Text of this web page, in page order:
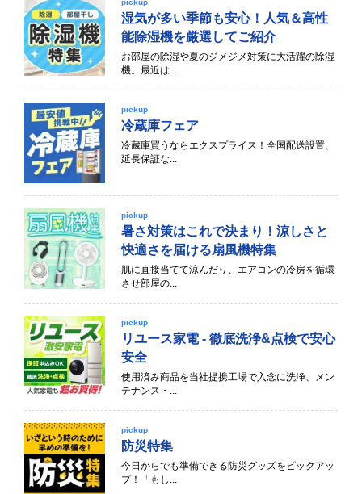
pickup
湿気が多い季節も安心！人気＆高性
能除湿機を厳選してご紹介
お部屋の除湿や夏のジメジメ対策に大活躍の除湿
機。最近は...
pickup
冷蔵庫フェア
冷蔵庫買うならエクスプライス！全国配送設置、
延長保証な...
pickup
暑さ対策はこれで決まり！涼しさと
快適さを届ける扇風機特集
肌に直接当てて涼んだり、エアコンの冷房を循環
させ部屋の...
pickup
リユース家電 - 徹底洗浄&点検で安心
安全
使用済み商品を当社提携工場で入念に洗浄、メン
テナンス・...
pickup
防災特集
今日からでも準備できる防災グッズをピックアッ
プ！「もし...